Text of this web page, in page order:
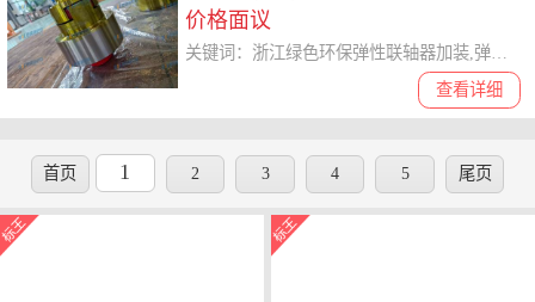
价格面议
查看详细
关键词：浙江绿色环保弹性联轴器加装,弹性联轴器
首页 1 2 3 4 5 尾页